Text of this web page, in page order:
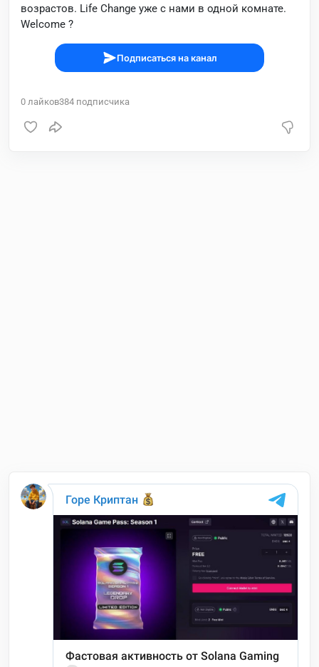
возрастов. Life Change уже с нами в одной комнате.
Welcome ?
Подписаться на канал
0 лайков384 подписчика